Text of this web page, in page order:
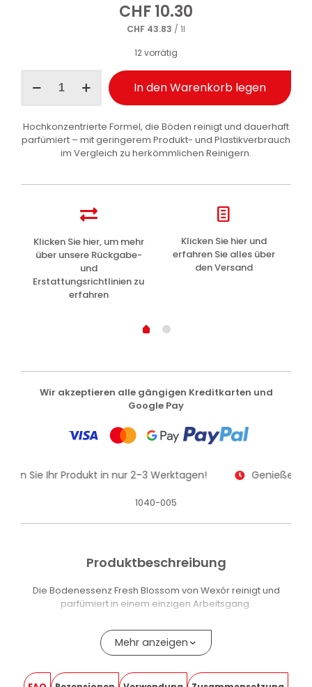
CHF10.30
CHF 43.83 / 1l
12 vorrätig
Bodenessenz
Blossom
235
In den Warenkorb legen
Hochkonzentrierte Formel, die Böden reinigt und dauerhaft
parfümiert – mit geringerem Produkt- und Plastikverbrauch
im Vergleich zu herkömmlichen Reinigern.
Klicken Sie hier, um mehr
über unsere Rückgabe-
und
Erstattungsrichtlinien zu
erfahren
Klicken Sie hier und
erfahren Sie alles über
den Versand
Wir akzeptieren alle gängigen Kreditkarten und
Google Pay
Sie Ihr Produkt in nur 2–3 Werktagen! Genießen
1040-005
Produktbeschreibung
Die Bodenessenz Fresh Blossom von Wexór reinigt und
parfümiert in einem einzigen Arbeitsgang.
Der intensive, anhaltende Duft Fresh Blossom wirkt auf
verschiedenen Bodenbelägen, einschliesslich
empfindlicher Oberflächen wie Parkett.
Die hochkonzentrierte Formel kommt mit einem einzigen
Mehr anzeigen